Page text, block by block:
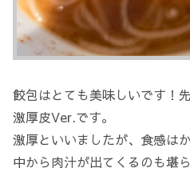
餃包はとても美味しいです！
激厚皮Ver.です。
激厚といいましたが、食感は
中から肉汁が出てくるのも堪